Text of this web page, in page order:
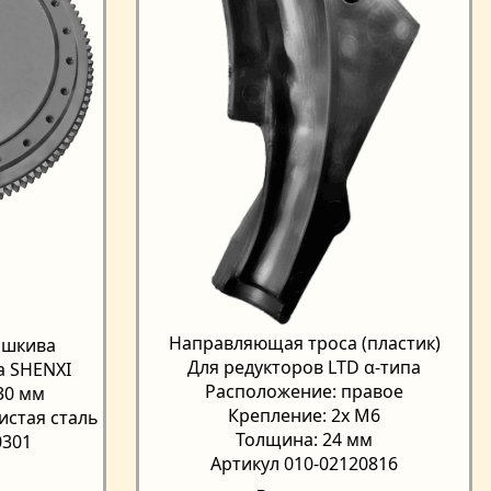
SHENXI
мм
сталь
Направляющая троса (пластик)
Для редукторов LTD α-типа
Расположение: правое
Крепление: 2x М6
Толщина: 24 мм
Артикул 010-02120816